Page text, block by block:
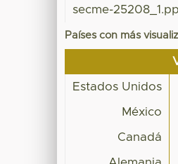
secme-
Países con más
Estados Unidos
México
Canadá